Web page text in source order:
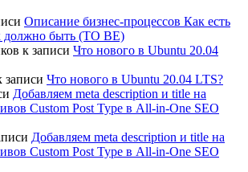
Описание бизнес-процессов Как есть
должно быть (TO BE)
к записи Что нового в Ubuntu 20.04
записи Что нового в Ubuntu 20.04 LTS?
Добавляем meta description и title на
Custom Post Type в All-in-One SEO
Добавляем meta description и title на
Custom Post Type в All-in-One SEO